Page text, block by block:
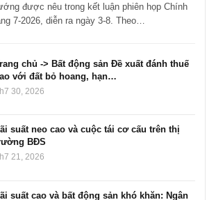
được nêu trong kết luận phiên họp Chính
7-2026, diễn ra ngày 3-8. Theo…
chủ -> Bất động sản Đề xuất đánh thuế
với đất bỏ hoang, hạn…
30, 2026
suất neo cao và cuộc tái cơ cấu trên thị
BĐS
21, 2026
suất cao và bất động sản khó khăn: Ngân